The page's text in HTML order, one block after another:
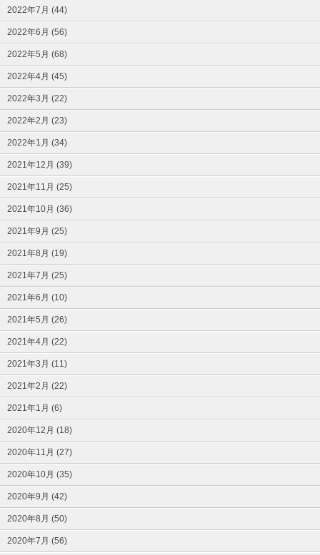
2022年7月 (44)
2022年6月 (56)
2022年5月 (68)
2022年4月 (45)
2022年3月 (22)
2022年2月 (23)
2022年1月 (34)
2021年12月 (39)
2021年11月 (25)
2021年10月 (36)
2021年9月 (25)
2021年8月 (19)
2021年7月 (25)
2021年6月 (10)
2021年5月 (26)
2021年4月 (22)
2021年3月 (11)
2021年2月 (22)
2021年1月 (6)
2020年12月 (18)
2020年11月 (27)
2020年10月 (35)
2020年9月 (42)
2020年8月 (50)
2020年7月 (56)